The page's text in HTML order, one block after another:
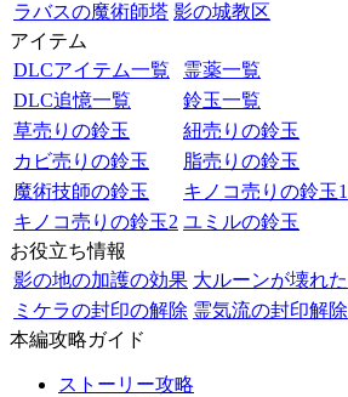
ラバスの魔術師塔 影の城教区
アイテム
DLCアイテム一覧
霊薬一覧
DLC追憶一覧
鈴玉一覧
草売りの鈴玉
紐売りの鈴玉
カビ売りの鈴玉
脂売りの鈴玉
魔術技師の鈴玉
キノコ売りの鈴玉1
キノコ売りの鈴玉2 ユミルの鈴玉
お役立ち情報
影の地の加護の効果 大ルーンが壊れた
ミケラの封印の解除 霊気流の封印解除
本編攻略ガイド
ストーリー攻略